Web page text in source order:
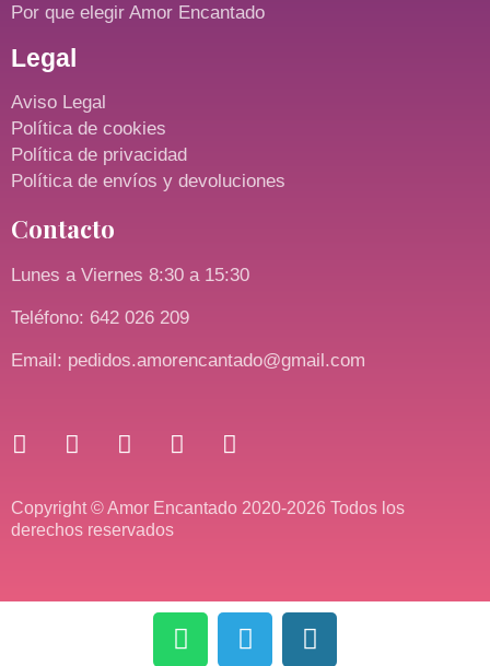
Por que elegir Amor Encantado
Legal
Aviso Legal
Política de cookies
Política de privacidad
Política de envíos y devoluciones
Contacto
Lunes a Viernes 8:30 a 15:30
Teléfono: 642 026 209
Email: pedidos.amorencantado@gmail.com
Copyright © Amor Encantado 2020-2026 Todos los
derechos reservados